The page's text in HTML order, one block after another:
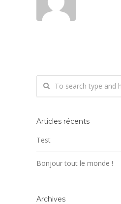
Articles récents
Test
Bonjour tout le monde !
Archives